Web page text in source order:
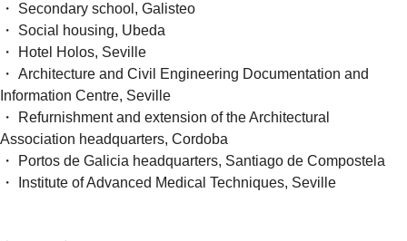
・ Secondary school, Galisteo
・ Social housing, Ubeda
・ Hotel Holos, Seville
・ Architecture and Civil Engineering Documentation and
Information Centre, Seville
・ Refurnishment and extension of the Architectural
Association headquarters, Cordoba
・ Portos de Galicia headquarters, Santiago de Compostela
・ Institute of Advanced Medical Techniques, Seville